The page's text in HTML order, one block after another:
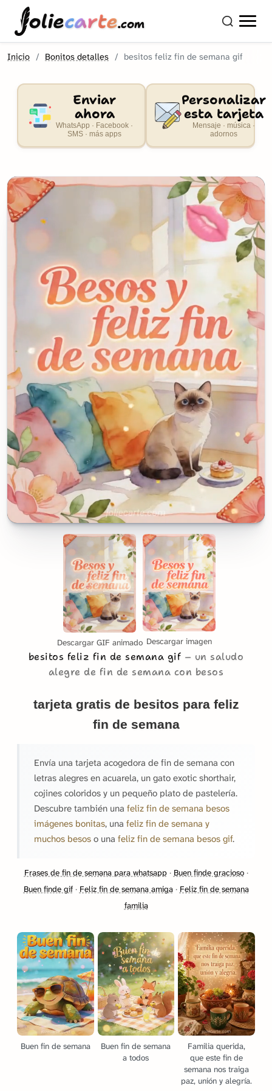
oliecarte.com
Inicio Bonitos detalles besitos feliz fin de semana gif
Enviar
ahora
WhatsApp · Facebook ·
SMS · más apps
Personalizar
esta tarjeta
Mensaje · música ·
adornos
Descargar GIF animado Descargar imagen
besitos feliz fin de semana gif
un saludo
alegre de fin de semana con besos
tarjeta gratis de besitos para feliz
fin de semana
Envía una tarjeta acogedora de fin de semana con
letras alegres en acuarela, un gato exotic shorthair,
cojines coloridos y un pequeño plato de pastelería.
Descubre también una feliz fin de semana besos
imágenes bonitas, una feliz fin de semana y
muchos besos o una feliz fin de semana besos gif.
Frases de fin de semana para whatsapp· Buen finde gracioso·
Buen finde gif· Feliz fin de semana amiga· Feliz fin de semana
familia
Buen fin de semana
Buen fin de semana
a todos
Familia querida,
que este fin de
semana nos traiga
paz, unión y alegría.